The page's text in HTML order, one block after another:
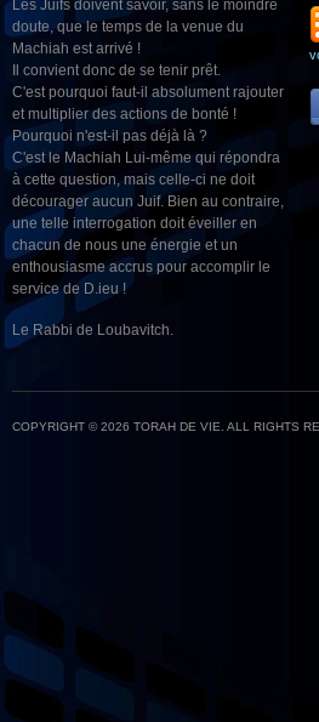
Les Juifs doivent savoir, sans le moindre
doute, que le temps de la venue du
Machiah est arrivé !
Il convient donc de se tenir prêt.
C'est pourquoi faut-il absolument rajouter
et multiplier des actions de bonté !
Pourquoi n'est-il pas déjà là ?
C'est le Machiah Lui-même qui répondra
à cette question, mais celle-ci ne doit
décourager aucun Juif. Bien au contraire,
une telle interrogation doit éveiller en
chacun de nous une énergie et un
enthousiasme accrus pour accomplir le
service de D.ieu !
Le Rabbi de Loubavitch.
COPYRIGHT © 2026 TORAH DE VIE. ALL RIGHTS